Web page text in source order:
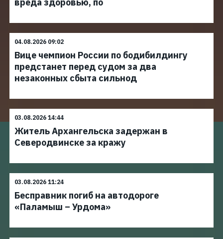
04.08.2026 09:02
Вице чемпион России по бодибилдингу
предстанет перед судом за два
незаконных сбыта сильнод
03.08.2026 14:44
Житель Архангельска задержан в
Северодвинске за кражу
03.08.2026 11:24
Бесправник погиб на автодороге
«Паламыш – Урдома»